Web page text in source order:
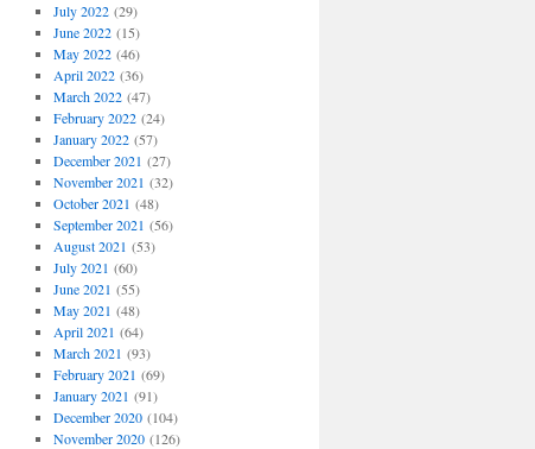
July 2022(29)
June 2022(15)
May 2022(46)
April 2022(36)
March 2022(47)
February 2022(24)
January 2022(57)
December 2021 (27)
November 2021 (32)
October 2021 (48)
September 2021 (56)
August 2021 (53)
July 2021 (60)
June 2021 (55)
May 2021 (48)
April 2021 (64)
March 2021 (93)
February 2021 (69)
January 2021 (91)
December 2020(104)
November 2020(126)